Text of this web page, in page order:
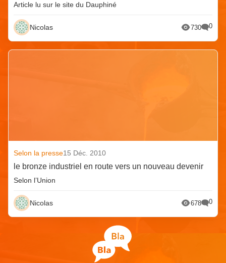
Article lu sur le site du Dauphiné
Nicolas 730 0
Selon la presse15 Déc. 2010
le bronze industriel en route vers un nouveau devenir
Selon l’Union
Nicolas 678 0